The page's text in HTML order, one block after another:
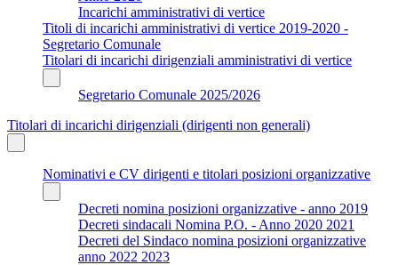
Incarichi amministrativi di vertice
Titoli di incarichi amministrativi di vertice 2019-2020 -
Segretario Comunale
Titolari di incarichi dirigenziali amministrativi di vertice
Segretario Comunale 2025/2026
Titolari di incarichi dirigenziali (dirigenti non generali)
Nominativi e CV dirigenti e titolari posizioni organizzative
Decreti nomina posizioni organizzative - anno 2019
Decreti sindacali Nomina P.O. - Anno 2020 2021
Decreti del Sindaco nomina posizioni organizzative
anno 2022 2023